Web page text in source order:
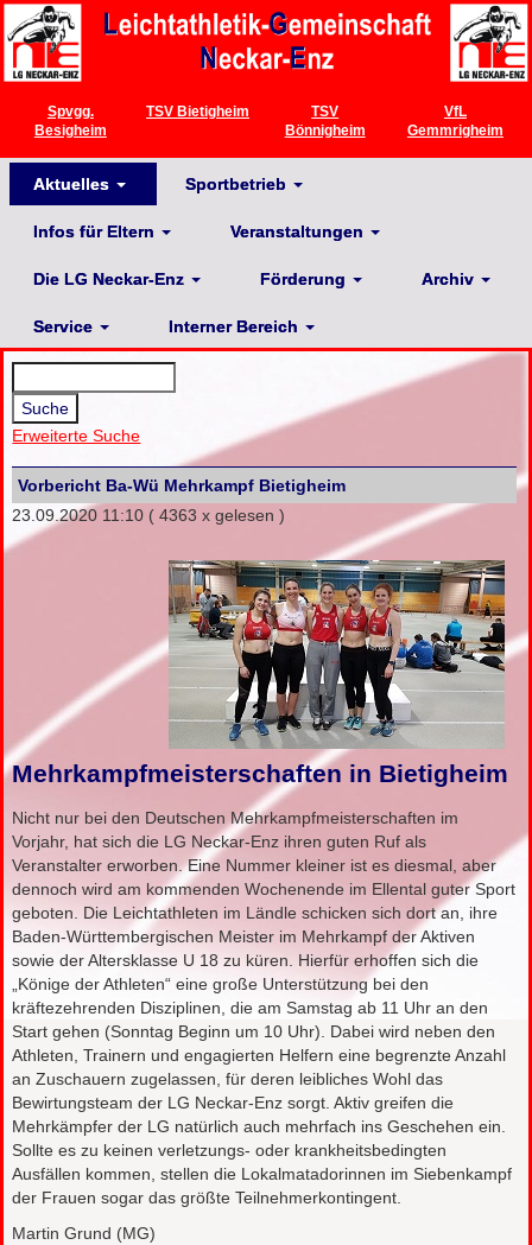
Spvgg.
Besigheim
TSV Bietigheim
TSV
Bönnigheim
VfL
Gemmrigheim
Aktuelles Sportbetrieb
Infos für Eltern Veranstaltungen
Die LG Neckar-Enz Förderung Archiv
Service Interner Bereich
Erweiterte Suche
Vorbericht Ba-Wü Mehrkampf Bietigheim
23.09.2020 11:10 ( 4363 x gelesen )
Mehrkampfmeisterschaften in Bietigheim
Nicht nur bei den Deutschen Mehrkampfmeisterschaften im
Vorjahr, hat sich die LG Neckar-Enz ihren guten Ruf als
Veranstalter erworben. Eine Nummer kleiner ist es diesmal, aber
dennoch wird am kommenden Wochenende im Ellental guter Sport
geboten. Die Leichtathleten im Ländle schicken sich dort an, ihre
Baden-Württembergischen Meister im Mehrkampf der Aktiven
sowie der Altersklasse U 18 zu küren. Hierfür erhoffen sich die
„Könige der Athleten“ eine große Unterstützung bei den
kräftezehrenden Disziplinen, die am Samstag ab 11 Uhr an den
Start gehen (Sonntag Beginn um 10 Uhr). Dabei wird neben den
Athleten, Trainern und engagierten Helfern eine begrenzte Anzahl
an Zuschauern zugelassen, für deren leibliches Wohl das
Bewirtungsteam der LG Neckar-Enz sorgt. Aktiv greifen die
Mehrkämpfer der LG natürlich auch mehrfach ins Geschehen ein.
Sollte es zu keinen verletzungs- oder krankheitsbedingten
Ausfällen kommen, stellen die Lokalmatadorinnen im Siebenkampf
der Frauen sogar das größte Teilnehmerkontingent.
Martin Grund (MG)